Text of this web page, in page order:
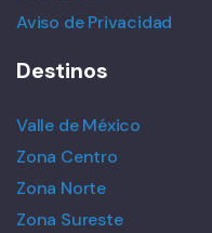
Aviso de Privacidad
Destinos
Valle de México
Zona Centro
Zona Norte
Zona Sureste